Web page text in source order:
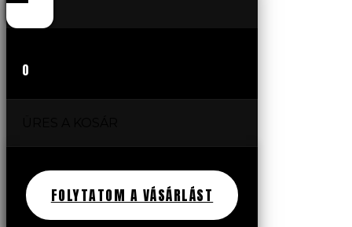
0
FOLYTATOM A VÁSÁRLÁST